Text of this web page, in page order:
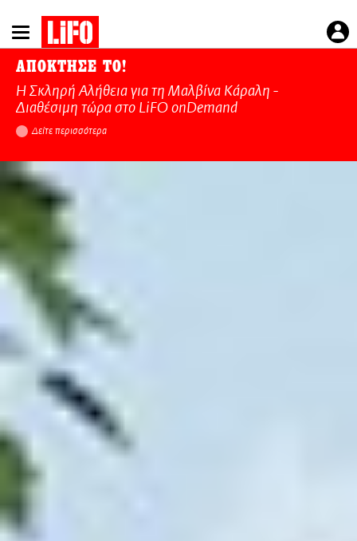
Παράκαμψη
προς
κυρίως
περιεχόμενο
ΑΠΟΚΤΗΣΕ ΤΟ!
Η Σκληρή Αλήθεια για τη Μαλβίνα Κάραλη -
Διαθέσιμη τώρα στo LiFO onDemand
Δείτε περισσότερα